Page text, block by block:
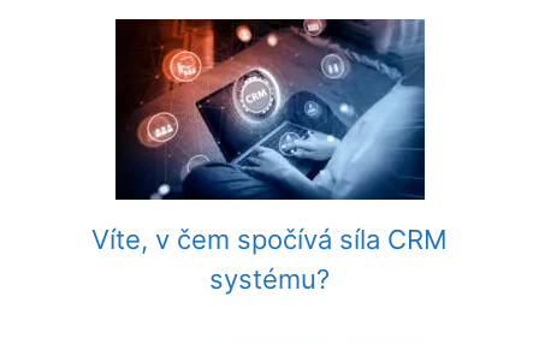
Víte, v čem spočívá síla CRM
systému?